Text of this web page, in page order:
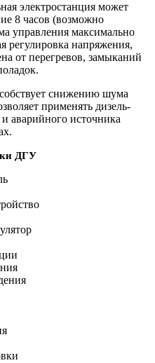
электростанция может
8 часов (возможно
управления максимально
регулировка напряжения,
от перегревов, замыканий
снижению шума
применять дизель-
и аварийного источника
ДГУ